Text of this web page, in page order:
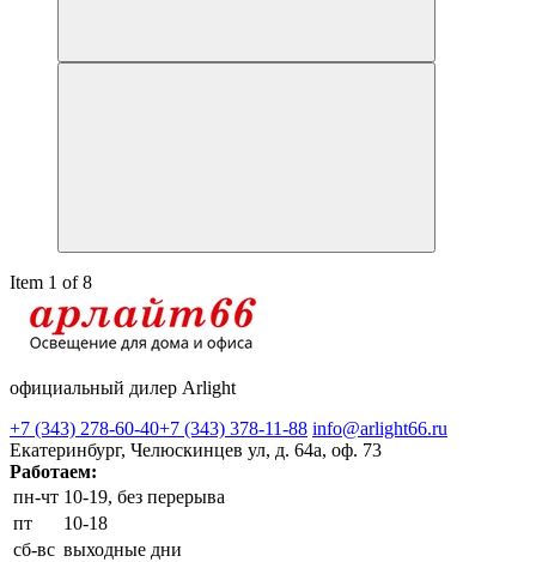
Item 1 of 8
официальный дилер Arlight
+7 (343) 278-60-40+7 (343) 378-11-88 info@arlight66.ru
Екатеринбург, Челюскинцев ул, д. 64а, оф. 73
Работаем:
пн-чт 10-19, без перерыва
пт
10-18
сб-вс выходные дни